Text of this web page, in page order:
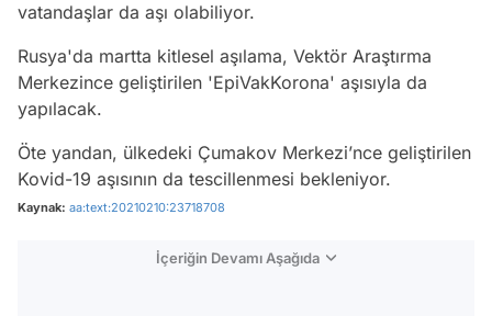
vatandaşlar da aşı olabiliyor.
Rusya'da martta kitlesel aşılama, Vektör Araştırma
Merkezince geliştirilen 'EpiVakKorona' aşısıyla da
yapılacak.
Öte yandan, ülkedeki Çumakov Merkezi’nce geliştirilen
Kovid-19 aşısının da tescillenmesi bekleniyor.
Kaynak: aa:text:20210210:23718708
İçeriğin Devamı Aşağıda